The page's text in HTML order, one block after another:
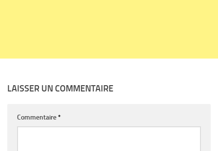
LAISSER UN COMMENTAIRE
Commentaire*